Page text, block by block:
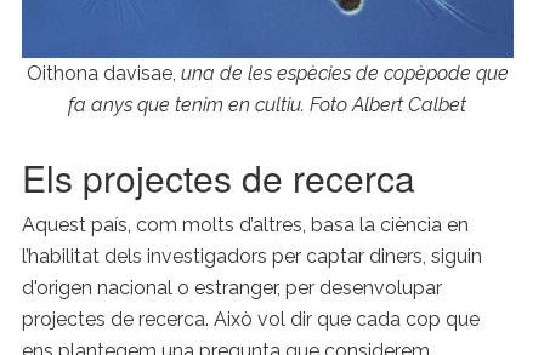
Oithona davisae, una de les espècies de copèpode que
fa anys que tenim en cultiu. Foto Albert Calbet
Els projectes de recerca
Aquest país, com molts d’altres, basa la ciència en
l’habilitat dels investigadors per captar diners, siguin
d'origen nacional o estranger, per desenvolupar
projectes de recerca. Això vol dir que cada cop que
ens plantegem una pregunta que considerem